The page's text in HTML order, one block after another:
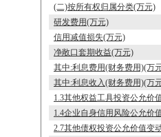
(二)按所有权归属分类(万元)
研发费用(万元)
信用减值损失(万元)
净敞口套期收益(万元)
其中:利息费用(财务费用)(万
其中:利息收入(财务费用)(万
1.3其他权益工具投资公允价
1.4企业自身信用风险公允价
2.7其他债权投资公允价值变